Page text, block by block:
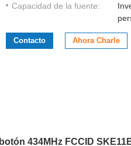
Capacidad de la fuente:
Contacto Ahora Charle
434MHz FCCID